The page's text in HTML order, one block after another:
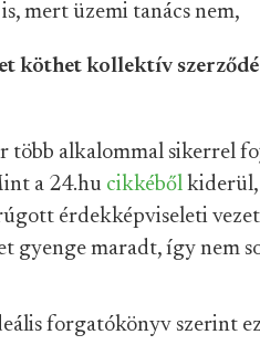
mert üzemi tanács nem,
köthet kollektív
több alkalommal sikerrel
a 24.hu cikkéből kiderül,
érdekképviseleti
gyenge maradt, így nem
forgatókönyv szerint